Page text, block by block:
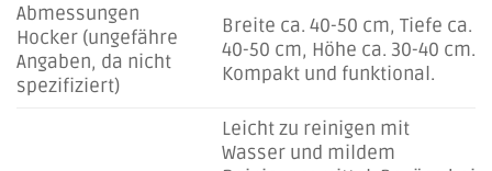
Abmessungen
Hocker (ungefähre
Angaben, da nicht
spezifiziert)
Breite ca. 40-50 cm, Tiefe ca.
40-50 cm, Höhe ca. 30-40 cm.
Kompakt und funktional.
Leicht zu reinigen mit
Wasser und mildem